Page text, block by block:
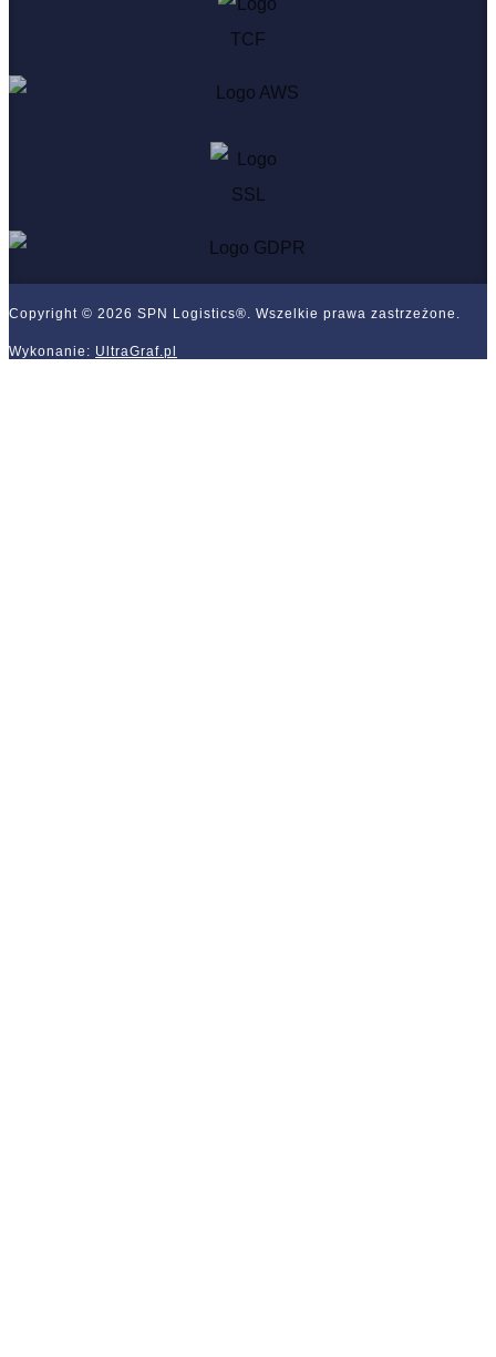
Copyright © 2026 SPN Logistics®. Wszelkie prawa zastrzeżone.
Wykonanie: UltraGraf.pl